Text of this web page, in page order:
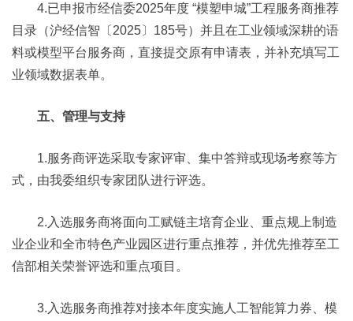
4.已申报市经信委2025年度 “模塑申城”工程服务商推荐
目录（沪经信智〔2025〕185号）并且在工业领域深耕的语
料或模型平台服务商，直接提交原有申请表，并补充填写工
业领域数据表单。
五、管理与支持
1.服务商评选采取专家评审、集中答辩或现场考察等方
式，由我委组织专家团队进行评选。
2.入选服务商将面向工赋链主培育企业、重点规上制造
业企业和全市特色产业园区进行重点推荐，并优先推荐至工
信部相关荣誉评选和重点项目。
3.入选服务商推荐对接本年度实施人工智能算力券、模